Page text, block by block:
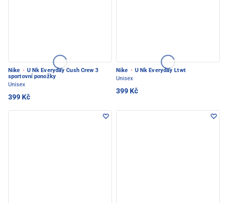
Nike · U Nk Everyday Cush Crew 3
sportovní ponožky
Unisex
399 Kč
Nike · U Nk Everyday Ltwt
Unisex
399 Kč